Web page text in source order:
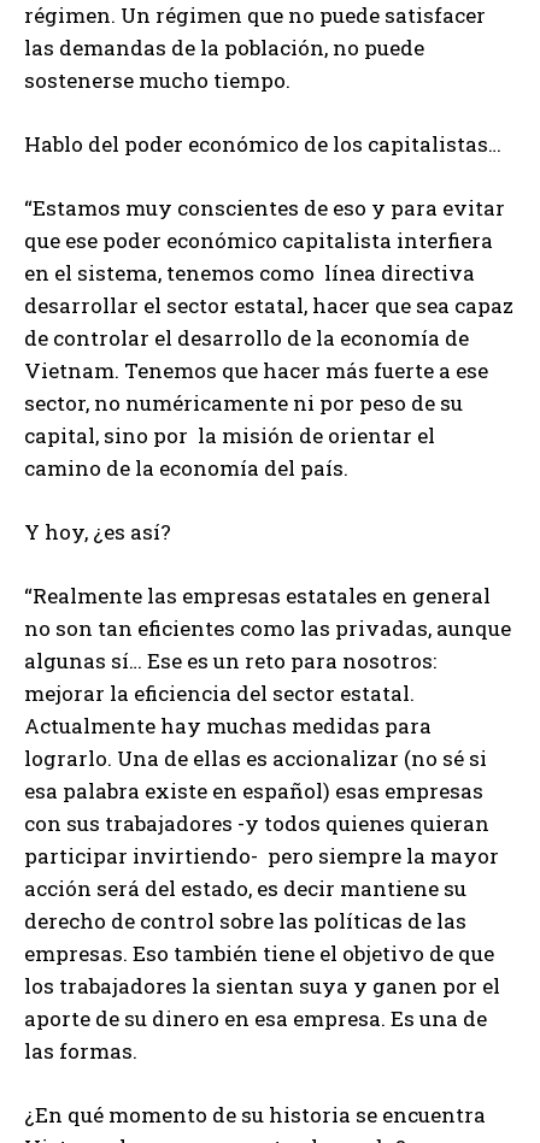
régimen. Un régimen que no puede satisfacer
las demandas de la población, no puede
sostenerse mucho tiempo.
Hablo del poder económico de los capitalistas…
“Estamos muy conscientes de eso y para evitar
que ese poder económico capitalista interfiera
en el sistema, tenemos como línea directiva
desarrollar el sector estatal, hacer que sea capaz
de controlar el desarrollo de la economía de
Vietnam. Tenemos que hacer más fuerte a ese
sector, no numéricamente ni por peso de su
capital, sino por la misión de orientar el
camino de la economía del país.
Y hoy, ¿es así?
“Realmente las empresas estatales en general
no son tan eficientes como las privadas, aunque
algunas sí… Ese es un reto para nosotros:
mejorar la eficiencia del sector estatal.
Actualmente hay muchas medidas para
lograrlo. Una de ellas es accionalizar (no sé si
esa palabra existe en español) esas empresas
con sus trabajadores -y todos quienes quieran
participar invirtiendo- pero siempre la mayor
acción será del estado, es decir mantiene su
derecho de control sobre las políticas de las
empresas. Eso también tiene el objetivo de que
los trabajadores la sientan suya y ganen por el
aporte de su dinero en esa empresa. Es una de
las formas.
¿En qué momento de su historia se encuentra